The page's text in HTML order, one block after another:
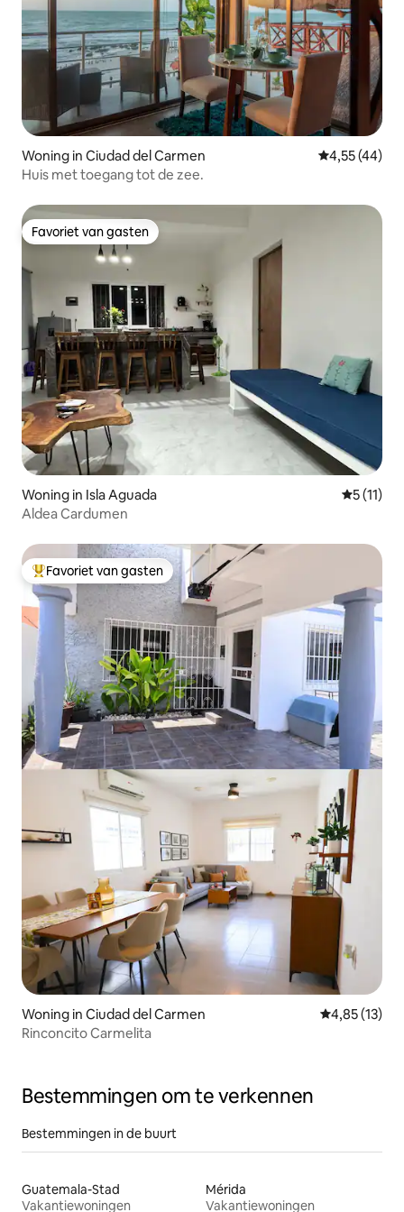
Woning in Ciudad del Carmen Gemiddelde
4,55 (44)
Huis met toegang tot de zee.
Favoriet van gasten
Favoriet van gasten
Woning in Isla Aguada
5 (11)
Aldea Cardumen
Topfavoriet van gasten
Favoriet van gasten
Woning in Ciudad del Carmen Gemiddelde
4,85 (13)
Rinconcito Carmelita
Bestemmingen om te verkennen
Bestemmingen in de buurt
Guatemala-Stad
Vakantiewoningen
Mérida
Vakantiewoningen